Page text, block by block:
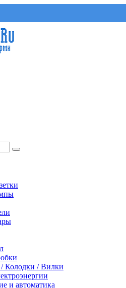
Колодки / Вилки
и автоматика